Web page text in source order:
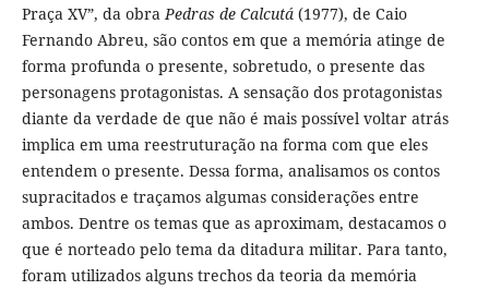
Praça XV”, da obraPedras de Calcutá(1977), de Caio
Fernando Abreu, são contos em que a memória atinge de
forma profunda o presente, sobretudo, o presente das
personagens protagonistas. A sensação dos protagonistas
diante da verdade de que não é mais possível voltar atrás
implica em uma reestruturação na forma com que eles
entendem o presente. Dessa forma, analisamos os contos
supracitados e traçamos algumas considerações entre
ambos. Dentre os temas que as aproximam, destacamos o
que é norteado pelo tema da ditadura militar. Para tanto,
foram utilizados alguns trechos da teoria da memória